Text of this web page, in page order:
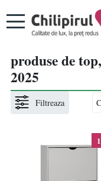
produse de
2025
Filtreaza